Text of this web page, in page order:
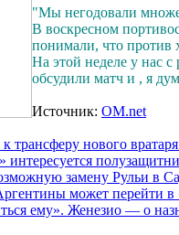
"Мы негодовали
В воскресном
понимали, что против
На этой неделе у нас
обсудили матч и , я
Источник: OM.net
трансферу нового
замену Рульи в
может перейти
ему». Женезио — о